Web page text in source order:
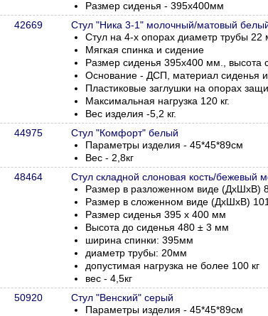
Размер сиденья - 395х400мм
42669
Стул "Ника 3-1" молочный/матовый
Стул на 4-х опорах диаметр трубы 22
Мягкая спинка и сидение
Размер сиденья 395х400 мм., высота
Основание - ДСП, материал сиденья и
Пластиковые заглушки на опорах
Максимальная нагрузка 120 кг.
Вес изделия -5,2 кг.
44975
Стул "Комфорт" белый
Параметры изделия - 45*45*89см
Вес - 2,8кг
48464
Стул складной слоновая кость/бежевый
Размер в разложенном виде (ДхШхВ)
Размер в сложенном виде (ДхШхВ)
Размер сиденья 395 х 400 мм
Высота до сиденья 480 ± 3 мм
ширина спинки: 395мм
диаметр трубы: 20мм
допустимая нагрузка не более 100 кг
вес - 4,5кг
50920
Стул "Венский" серый
Параметры изделия - 45*45*89см